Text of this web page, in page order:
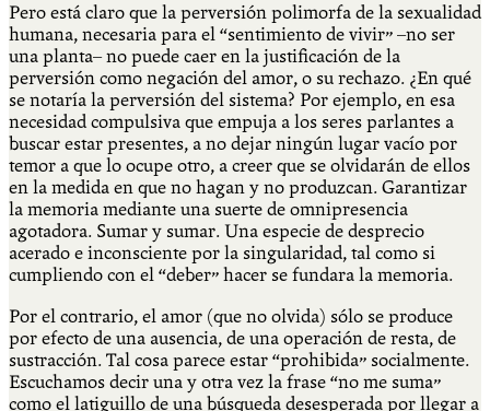
Pero está claro que la perversión polimorfa de la sexualidad
humana, necesaria para el “sentimiento de vivir” –no ser
una planta– no puede caer en la justificación de la
perversión como negación del amor, o su rechazo. ¿En qué
se notaría la perversión del sistema? Por ejemplo, en esa
necesidad compulsiva que empuja a los seres parlantes a
buscar estar presentes, a no dejar ningún lugar vacío por
temor a que lo ocupe otro, a creer que se olvidarán de ellos
en la medida en que no hagan y no produzcan. Garantizar
la memoria mediante una suerte de omnipresencia
agotadora. Sumar y sumar. Una especie de desprecio
acerado e inconsciente por la singularidad, tal como si
cumpliendo con el “deber” hacer se fundara la memoria.
Por el contrario, el amor (que no olvida) sólo se produce
por efecto de una ausencia, de una operación de resta, de
sustracción. Tal cosa parece estar “prohibida” socialmente.
Escuchamos decir una y otra vez la frase “no me suma”
como el latiguillo de una búsqueda desesperada por llegar a